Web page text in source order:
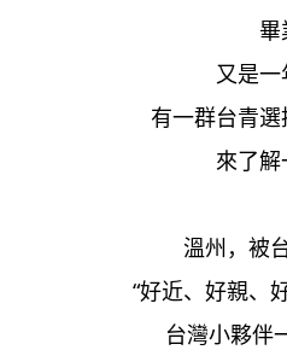
畢
又是一
有一群台青選
來了解
溫州，被台
“好近、好親、好
台灣小夥伴一